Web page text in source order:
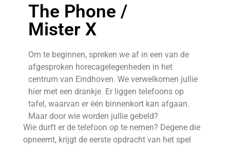
The Phone /
Mister X
Om te beginnen, spreken we af in een van de
afgesproken horecagelegenheden in het
centrum van Eindhoven. We verwelkomen jullie
hier met een drankje. Er liggen telefoons op
tafel, waarvan er één binnenkort kan afgaan.
Maar door wie worden jullie gebeld?
Wie durft er de telefoon op te nemen? Degene die
opneemt, krijgt de eerste opdracht van het spel